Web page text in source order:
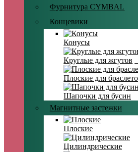
Фурнитура CYMBAL
Концевики
Конусы
Круглые для жгутов
Плоские для
Шапочки для бусин
Магнитные застежки
Плоские
Цилиндрические